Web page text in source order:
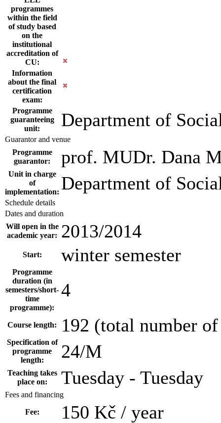
programmes
within the field
of study based
on the
institutional
accreditation of
CU:
Information
about the final
certification
exam:
Programme
guaranteeing
unit:
Department of
Guarantor and venue
Programme
guarantor:
prof. MUDr. Dana
Unit in charge
of
implementation: Department of
Schedule details
Dates and duration
Will open in the
academic year: 2013/2014
Start: winter semester
Programme
duration (in
semesters/short-
time
programme):
4
Course length: 192 (total number
Specification of
programme
length:
24/M
Teaching takes
place on:
Tuesday - Tuesday
Fees and financing
Fee: 150 Kč / year